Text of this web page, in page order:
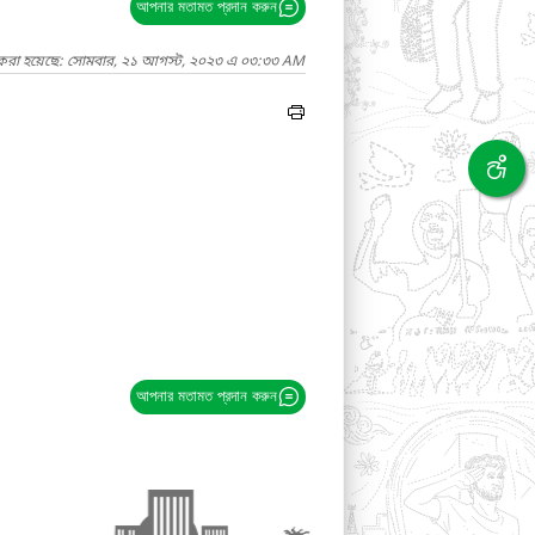
আপনার মতামত প্রদান করুন
করা হয়েছে: সোমবার, ২১ আগস্ট, ২০২৩ এ ০৩:৩৩ AM
আপনার মতামত প্রদান করুন